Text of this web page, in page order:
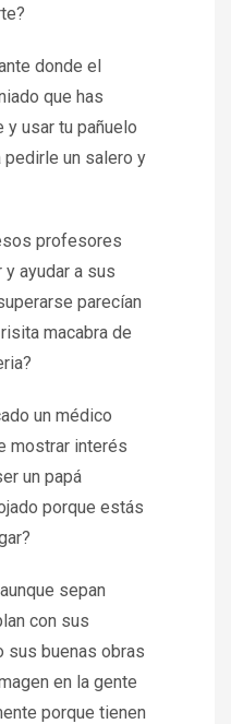
donde el
que has
usar tu pañuelo
pedirle un salero y
profesores
ayudar a sus
parecían
macabra de
un médico
mostrar interés
un papá
porque estás
sepan
con sus
sus buenas obras
en la gente
porque tienen